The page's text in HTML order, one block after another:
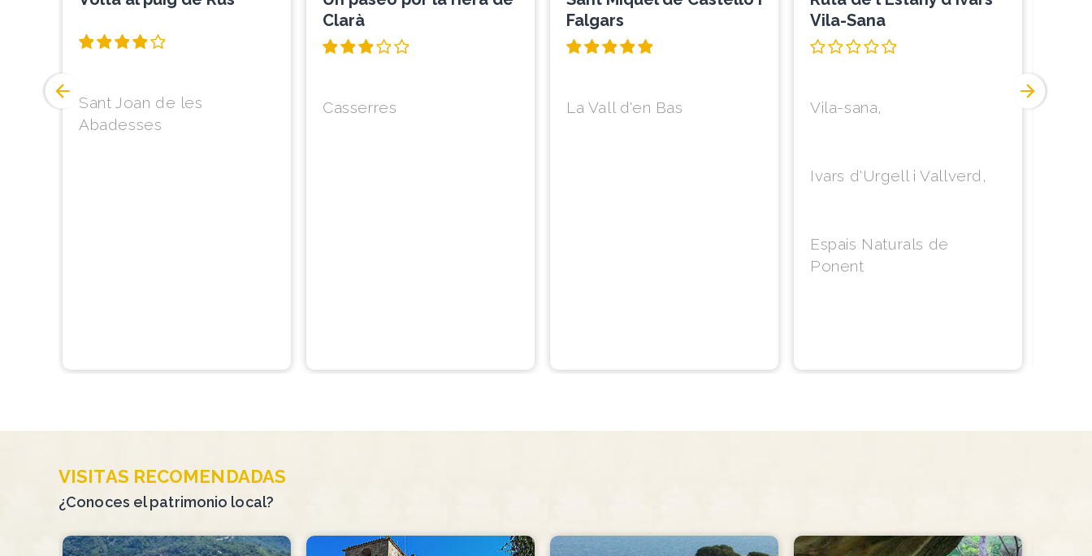
Sant Joan de les
Abadesses
Clarà
Casserres
Falgars
La Vall d'en Bas
Vila-Sana
Vila-sana
Ivars d'Urgell i Vallverd
Espais Naturals de
Ponent
VISITAS RECOMENDADAS
¿Conoces el patrimonio local?